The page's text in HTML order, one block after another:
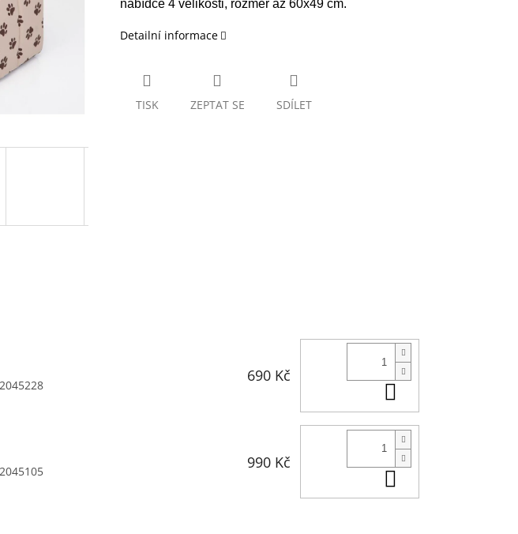
nabídce 4 velikosti, rozměr až 60x49 cm.
Detailní informace
TISK ZEPTAT SE SDÍLET
690 Kč
990 Kč
Do košíku